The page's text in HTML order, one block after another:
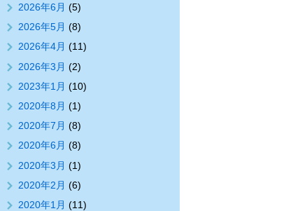
2026年6月 (5)
2026年5月 (8)
2026年4月 (11)
2026年3月 (2)
2023年1月 (10)
2020年8月 (1)
2020年7月 (8)
2020年6月 (8)
2020年3月 (1)
2020年2月 (6)
2020年1月 (11)